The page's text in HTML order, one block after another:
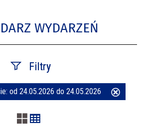
WYDARZEŃ
Filtry
od 24.05.2026 do 24.05.2026